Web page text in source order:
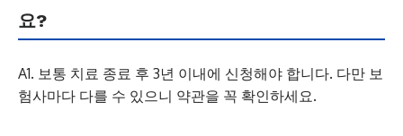
요?
A1. 보통 치료 종료 후 3년 이내에 신청해야 합니다. 다만 보
험사마다 다를 수 있으니 약관을 꼭 확인하세요.